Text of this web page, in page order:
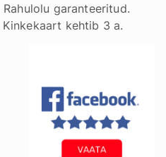
garanteeritud.
kehtib 3 a.